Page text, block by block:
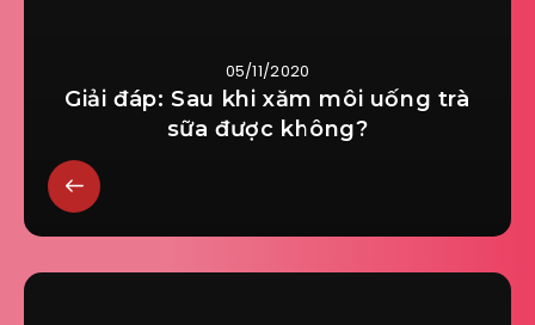
05/11/2020
Giải đáp: Sau khi xăm môi uống trà
sữa được không?